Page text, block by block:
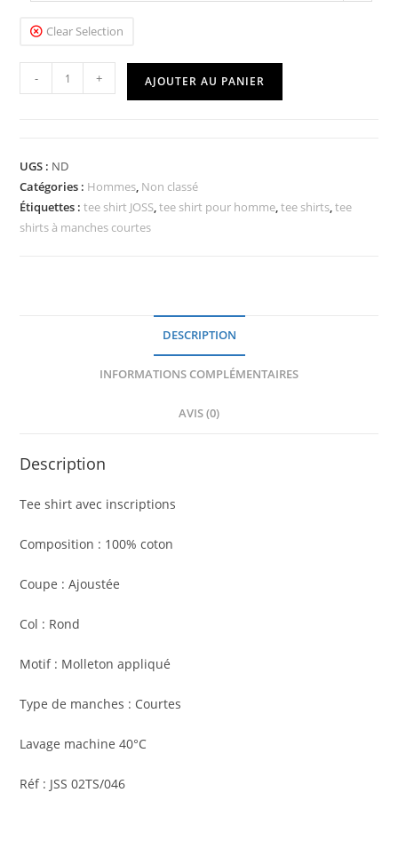
Clear Selection
- + AJOUTER AU PANIER
UGS : ND
Catégories : Hommes, Non classé
Étiquettes :tee shirt JOSS,tee shirt pour homme,tee shirts,tee
shirts à manches courtes
DESCRIPTION
INFORMATIONS COMPLÉMENTAIRES
AVIS (0)
Description
Tee shirt avec inscriptions
Composition : 100% coton
Coupe : Ajoustée
Col : Rond
Motif : Molleton appliqué
Type de manches : Courtes
Lavage machine 40°C
Réf : JSS 02TS/046